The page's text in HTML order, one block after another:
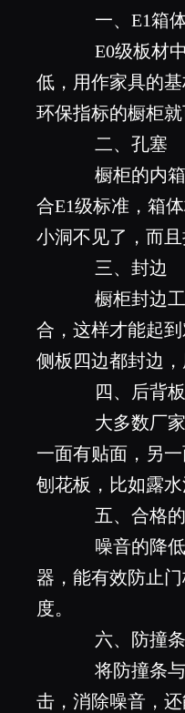
一、E1箱
E0级板材中
低，用作家具的
环保指标的橱柜
二、孔塞
橱柜的内箱
合E1级标准，箱
小洞不见了，而
三、封边
橱柜封边工
合，这样才能起
侧板四边都封边，
四、后背板
大多数厂家
一面有贴面，另
刨花板，比如露
五、合格的
噪音的降低
器，能有效防止
度。
六、防撞条
将防撞条与
击，消除噪音，